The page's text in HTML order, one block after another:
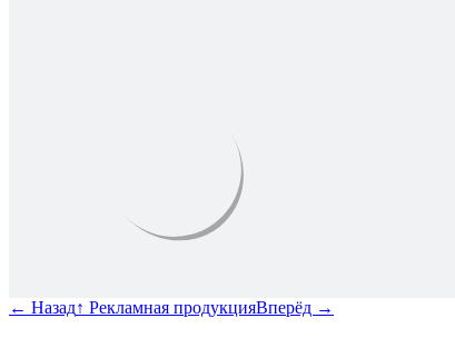
← Назад↑ Рекламная продукцияВперёд →